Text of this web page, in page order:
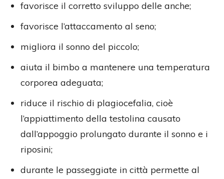
favorisce il corretto sviluppo delle anche;
favorisce l’attaccamento al seno;
migliora il sonno del piccolo;
aiuta il bimbo a mantenere una temperatura
corporea adeguata;
riduce il rischio di plagiocefalia, cioè
l’appiattimento della testolina causato
dall’appoggio prolungato durante il sonno e i
riposini;
durante le passeggiate in città permette al